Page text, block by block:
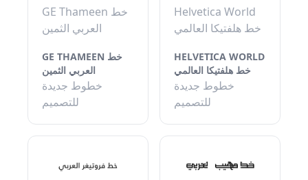
GE Thameen خط
العربي الثمين
GE THAMEEN خط
العربي الثمين
خطوط جديدة
للتصميم
Helvetica World
خط هلفتيكا العالمي
HELVETICA WORLD
خط هلفتيكا العالمي
خطوط جديدة
للتصميم